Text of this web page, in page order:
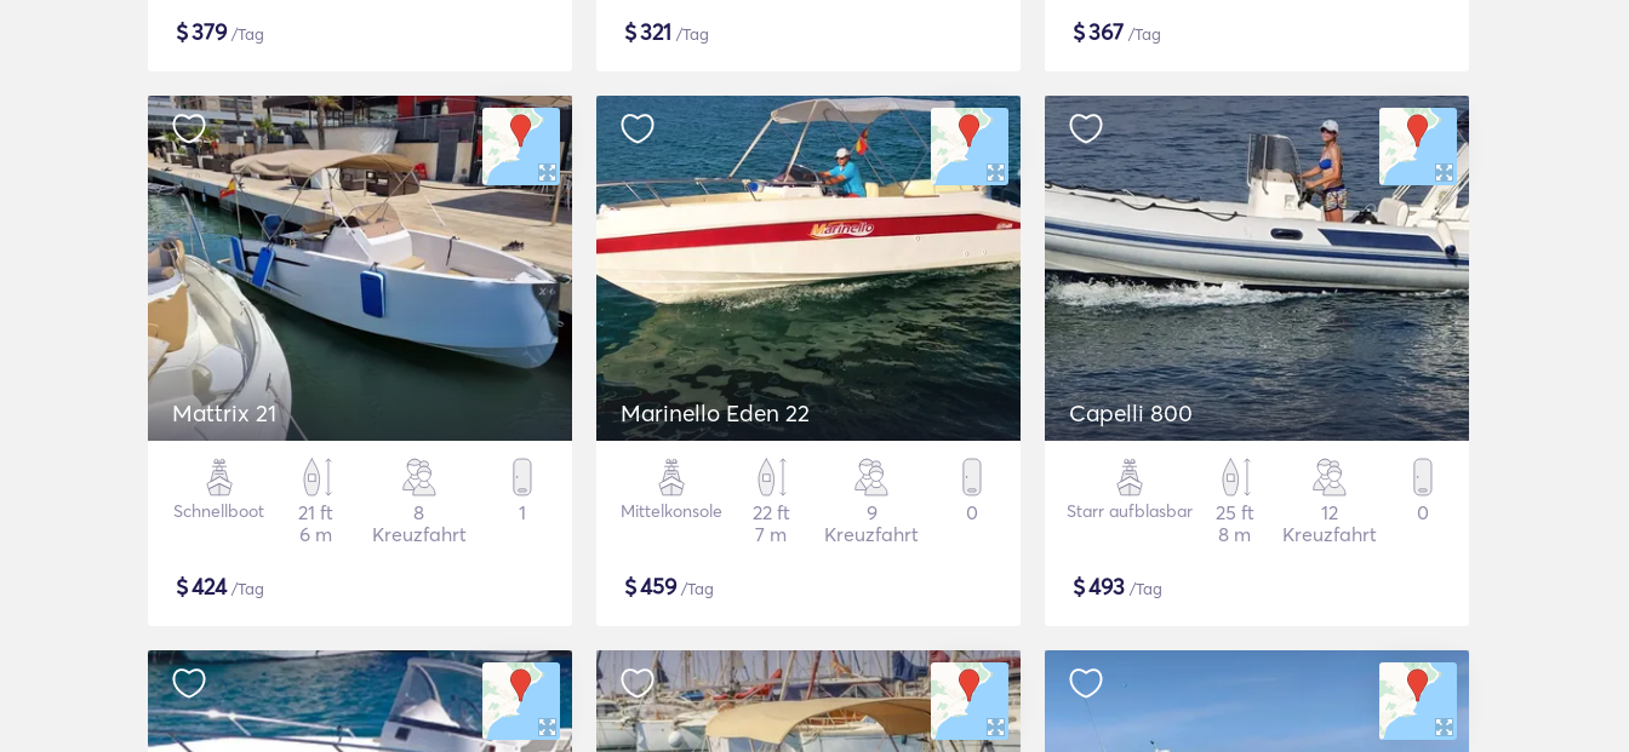
$379/Tag $321 /Tag $367 /Tag
Mattrix 21
Schnellboot
21 ft
6 m
8
Kreuzfahrt
1
$424/Tag
Marinello Eden 22
Mittelkonsole
22 ft
7 m
9
Kreuzfahrt
0
$459/Tag
Capelli 800
Starr aufblasbar
25 ft
8 m
12
Kreuzfahrt
0
$493 /Tag